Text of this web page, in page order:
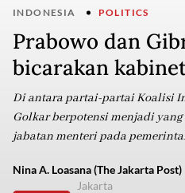
INDONESIA POLITICS
Prabowo dan
bicarakan
Di antara partai-partai Koalisi
Golkar berpotensi menjadi
jabatan menteri pada
Nina A. Loasana (The Jakarta Post)
Jakarta